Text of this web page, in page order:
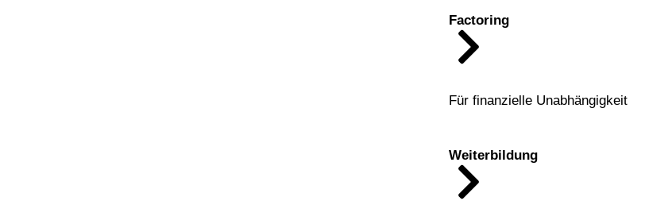
Factoring
Für finanzielle Unabhängigkeit
Weiterbildung